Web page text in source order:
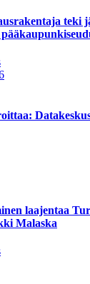
teki
laajentaa
Malaska